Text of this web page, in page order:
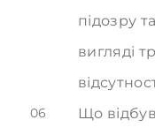
підозру
вигляді
06
Що